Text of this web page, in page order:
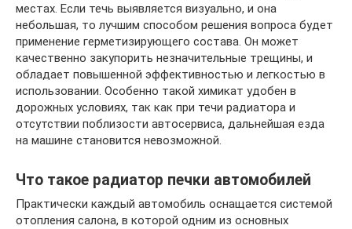
местах. Если течь выявляется визуально, и она
небольшая, то лучшим способом решения вопроса будет
применение герметизирующего состава. Он может
качественно закупорить незначительные трещины, и
обладает повышенной эффективностью и легкостью в
использовании. Особенно такой химикат удобен в
дорожных условиях, так как при течи радиатора и
отсутствии поблизости автосервиса, дальнейшая езда
на машине становится невозможной.
Что такое радиатор печки автомобилей
Практически каждый автомобиль оснащается системой
отопления салона, в которой одним из основных